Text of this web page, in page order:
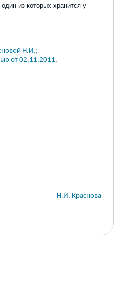
из которых хранится у
Н.И.;
от 02.11.2011
Н.И. Краснова